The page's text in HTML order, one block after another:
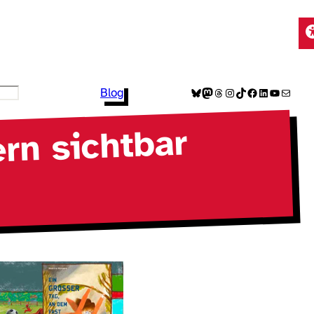
Blog Bluesky Mastodon Threads Instagram TikTok Facebook LinkedIn YouTube E-Mail
sichtbar